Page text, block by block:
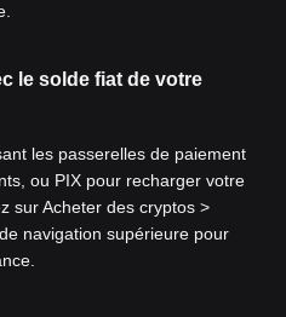
le solde fiat de votre
les passerelles de paiement
ou PIX pour recharger votre
sur Acheter des cryptos >
navigation supérieure pour